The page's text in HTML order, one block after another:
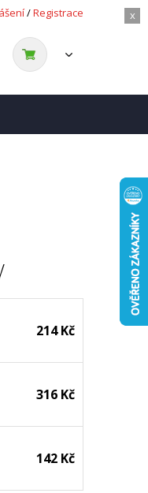
x
Registrace
/
214 Kč
316 Kč
142 Kč